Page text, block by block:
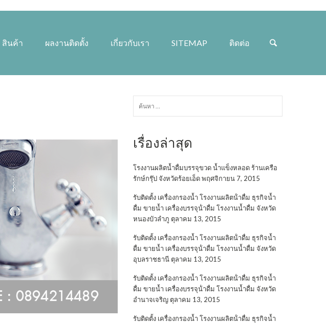
สินค้า ผลงานติดตั้ง เกี่ยวกับเรา SITEMAP ติดต่อ
เรื่องล่าสุด
โรงงานผลิตน้ำดื่มบรรจุขวด น้ำแข็งหลอด ร้านเครือ
รักษ์กรุ๊ป จังหวัดร้อยเอ็ดพฤศจิกายน 7, 2015
รับติดตั้ง เครื่องกรองน้ำ โรงงานผลิตน้ําดื่ม ธุรกิจน้ำ
ดื่ม ขายน้ำ เครื่องบรรจุน้ําดื่ม โรงงานน้ำดื่ม จังหวัด
หนองบัวลำภู ตุลาคม 13, 2015
รับติดตั้ง เครื่องกรองน้ำ โรงงานผลิตน้ําดื่ม ธุรกิจน้ำ
ดื่ม ขายน้ำ เครื่องบรรจุน้ําดื่ม โรงงานน้ำดื่ม จังหวัด
อุบลราชธานี ตุลาคม 13, 2015
รับติดตั้ง เครื่องกรองน้ำ โรงงานผลิตน้ําดื่ม ธุรกิจน้ำ
ดื่ม ขายน้ำ เครื่องบรรจุน้ําดื่ม โรงงานน้ำดื่ม จังหวัด
อำนาจเจริญ ตุลาคม 13, 2015
รับติดตั้ง เครื่องกรองน้ำ โรงงานผลิตน้ําดื่ม ธุรกิจน้ำ